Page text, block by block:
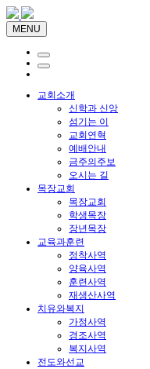
MENU
교회소개
신학과 신앙
섬기는 이
교회연혁
예배안내
금주의주보
오시는 길
목장교회
목장교회
학생목장
장년목장
교육과훈련
정착사역
양육사역
훈련사역
재생산사역
치유와복지
가정사역
경조사역
복지사역
전도와선교